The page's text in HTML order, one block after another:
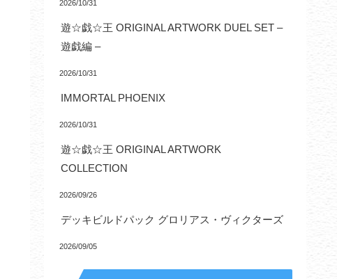
2026/10/31
遊☆戯☆王 ORIGINAL ARTWORK DUEL SET –
遊戯編 –
2026/10/31
IMMORTAL PHOENIX
2026/10/31
遊☆戯☆王 ORIGINAL ARTWORK
COLLECTION
2026/09/26
デッキビルドパック グロリアス・ヴィクターズ
2026/09/05